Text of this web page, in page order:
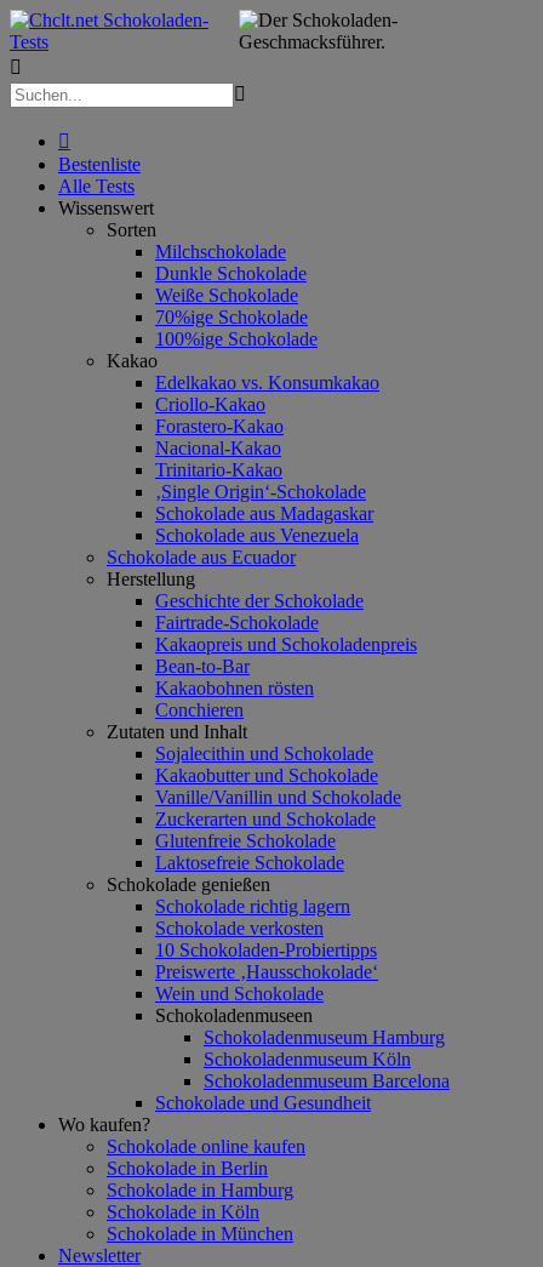



Bestenliste
Alle Tests
Wissenswert
Sorten
Milchschokolade
Dunkle Schokolade
Weiße Schokolade
70%ige Schokolade
100%ige Schokolade
Kakao
Edelkakao vs. Konsumkakao
Criollo-Kakao
Forastero-Kakao
Nacional-Kakao
Trinitario-Kakao
‚Single Origin‘-Schokolade
Schokolade aus Madagaskar
Schokolade aus Venezuela
Schokolade aus Ecuador
Herstellung
Geschichte der Schokolade
Fairtrade-Schokolade
Kakaopreis und Schokoladenpreis
Bean-to-Bar
Kakaobohnen rösten
Conchieren
Zutaten und Inhalt
Sojalecithin und Schokolade
Kakaobutter und Schokolade
Vanille/Vanillin und Schokolade
Zuckerarten und Schokolade
Glutenfreie Schokolade
Laktosefreie Schokolade
Schokolade genießen
Schokolade richtig lagern
Schokolade verkosten
10 Schokoladen-Probiertipps
Preiswerte ‚Hausschokolade‘
Wein und Schokolade
Schokoladenmuseen
Schokoladenmuseum Hamburg
Schokoladenmuseum Köln
Schokoladenmuseum Barcelona
Schokolade und Gesundheit
Wo kaufen?
Schokolade online kaufen
Schokolade in Berlin
Schokolade in Hamburg
Schokolade in Köln
Schokolade in München
Newsletter